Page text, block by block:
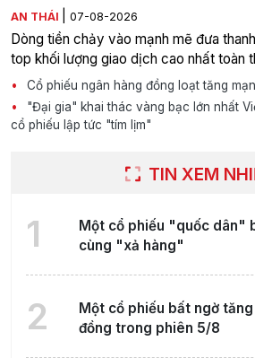
AN THÁI 07-08-2026
Dòng tiền chảy vào mạnh mẽ đưa
top khối lượng giao dịch cao nhất toàn
Cổ phiếu ngân hàng đồng loạt tăng
"Đại gia" khai thác vàng bạc lớn nhất
cổ phiếu lập tức "tím lịm"
TIN XEM
1
Một cổ phiếu "quốc dân"
cùng "xả hàng"
2
Một cổ phiếu bất ngờ
đồng trong phiên 5/8